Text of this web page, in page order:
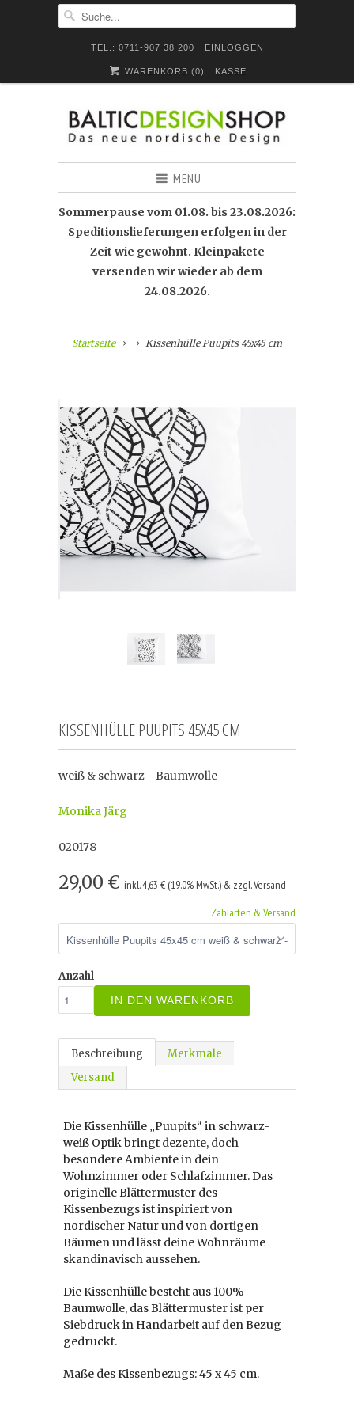
TEL.: 0711-907 38 200 EINLOGGEN
WARENKORB (0) KASSE
MENÜ
Sommerpause vom 01.08. bis 23.08.2026:
Speditionslieferungen erfolgen in der
Zeit wie gewohnt. Kleinpakete
versenden wir wieder ab dem
24.08.2026.
Startseite Kissenhülle Puupits 45x45 cm
KISSENHÜLLE PUUPITS 45X45 CM
weiß & schwarz - Baumwolle
Monika Järg
020178
29,00 € inkl. 4,63 € (19.0% MwSt.) & zzgl. Versand
Zahlarten & Versand
Anzahl
IN DEN WARENKORB
Beschreibung
Merkmale
Versand
Die Kissenhülle „Puupits“ in schwarz-
weiß Optik bringt dezente, doch
besondere Ambiente in dein
Wohnzimmer oder Schlafzimmer. Das
originelle Blättermuster des
Kissenbezugs ist inspiriert von
nordischer Natur und von dortigen
Bäumen und lässt deine Wohnräume
skandinavisch aussehen.
Die Kissenhülle besteht aus 100%
Baumwolle, das Blättermuster ist per
Siebdruck in Handarbeit auf den Bezug
gedruckt.
Maße des Kissenbezugs: 45 x 45 cm.